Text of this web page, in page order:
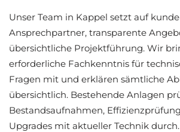
Unser Team in Kappel setzt auf
Ansprechpartner, transparente
übersichtliche Projektführung. Wir
erforderliche Fachkenntnis für
Fragen mit und erklären sämtliche
übersichtlich. Bestehende Anlagen
Bestandsaufnahmen,
Upgrades mit aktueller Technik